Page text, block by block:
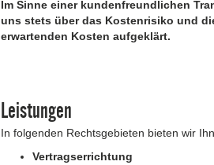
Im Sinne einer kundenfreundlichen
uns stets über das Kostenrisiko und
erwartenden Kosten aufgeklärt.
Leistungen
In folgenden Rechtsgebieten bieten wir
Vertragserrichtung